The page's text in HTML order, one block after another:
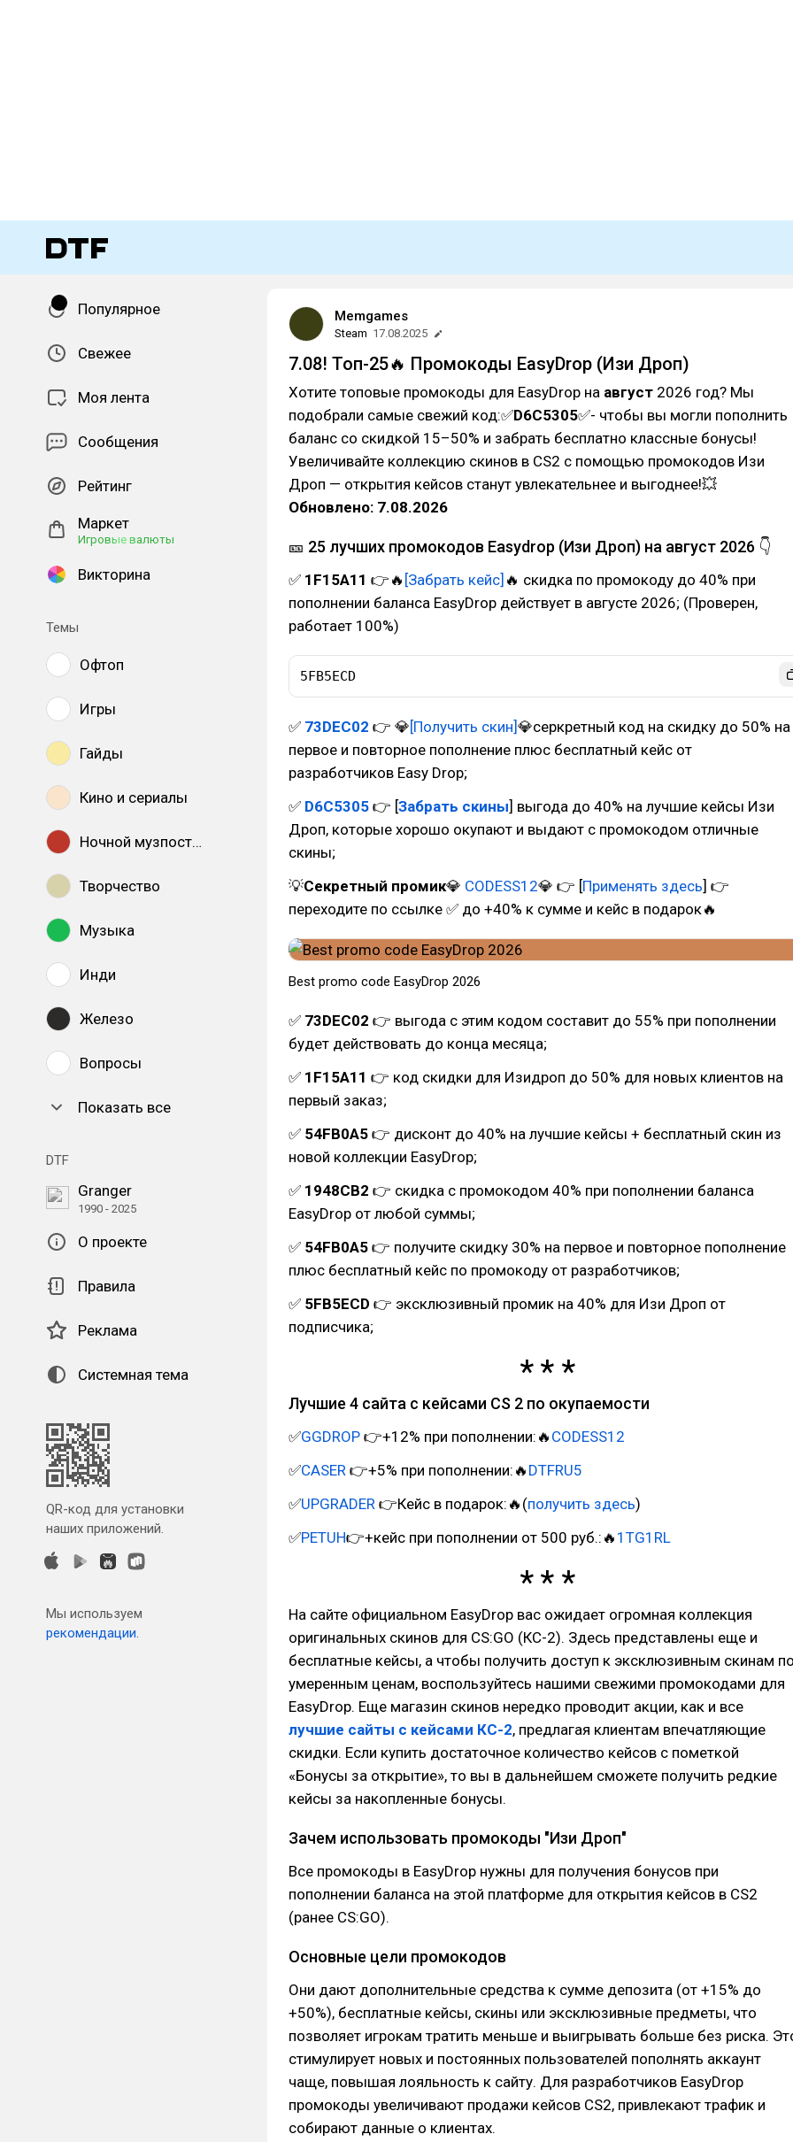
Популярное
Свежее
Моя лента
Сообщения
Рейтинг
Маркет
Игровые валюты
Викторина
Темы
Офтоп
Игры
Гайды
Кино и сериалы
Ночной музпостинг
Творчество
Музыка
Инди
Железо
Вопросы
Показать все
DTF
Granger
1990 - 2025
О проекте
Правила
Реклама
Системная тема
QR-код для установки
наших приложений.
Мы используем
рекомендации.
Memgames
Steam 17.08.2025
7.08! Топ-25🔥 Промокоды EasyDrop (Изи Дроп)
Хотите топовые промокоды для EasyDrop на август 2026 год? Мы
подобрали самые свежий код:✅D6C5305✅- чтобы вы могли пополнить
баланс со скидкой 15–50% и забрать бесплатно классные бонусы!
Увеличивайте коллекцию скинов в CS2 с помощью промокодов Изи
Дроп — открытия кейсов станут увлекательнее и выгоднее!💥
Обновлено: 7.08.2026
🎫 25 лучших промокодов Easydrop (Изи Дроп) на август 2026 👇
✅ 1F15A11 👉🔥 [Забрать кейс] 🔥 скидка по промокоду до 40% при
пополнении баланса EasyDrop действует в августе 2026; (Проверен,
работает 100%)
5FB5ECD
✅ 73DEC02 👉 💎[Получить скин]💎серкретный код на скидку до 50% на
первое и повторное пополнение плюс бесплатный кейс от
разработчиков Easy Drop;
✅ D6C5305 👉 [Забрать скины] выгода до 40% на лучшие кейсы Изи
Дроп, которые хорошо окупают и выдают с промокодом отличные
скины;
💡Секретный промик💎 CODESS12💎 👉 [Применять здесь] 👉
переходите по ссылке ✅ до +40% к сумме и кейс в подарок🔥
Best promo code EasyDrop 2026
✅ 73DEC02 👉 выгода с этим кодом составит до 55% при пополнении
будет действовать до конца месяца;
✅ 1F15A11 👉 код скидки для Изидроп до 50% для новых клиентов на
первый заказ;
✅ 54FB0A5 👉 дисконт до 40% на лучшие кейсы + бесплатный скин из
новой коллекции EasyDrop;
✅ 1948CB2 👉 скидка с промокодом 40% при пополнении баланса
EasyDrop от любой суммы;
✅ 54FB0A5 👉 получите скидку 30% на первое и повторное пополнение
плюс бесплатный кейс по промокоду от разработчиков;
✅ 5FB5ECD 👉 эксклюзивный промик на 40% для Изи Дроп от
подписчика;
Лучшие 4 сайта с кейсами CS 2 по окупаемости
✅GGDROP 👉+12% при пополнении:🔥 CODESS12
✅CASER 👉+5% при пополнении:🔥 DTFRU5
✅UPGRADER 👉Кейс в подарок:🔥(получить здесь)
✅PETUH👉+кейс при пополнении от 500 руб.:🔥 1TG1RL
На сайте официальном EasyDrop вас ожидает огромная коллекция
оригинальных скинов для CS:GO (КС-2). Здесь представлены еще и
бесплатные кейсы, а чтобы получить доступ к эксклюзивным скинам
умеренным ценам, воспользуйтесь нашими свежими промокодами для
EasyDrop. Еще магазин скинов нередко проводит акции, как и все
лучшие сайты с кейсами КС-2, предлагая клиентам впечатляющие
скидки. Если купить достаточное количество кейсов с пометкой
«Бонусы за открытие», то вы в дальнейшем сможете получить редкие
кейсы за накопленные бонусы.
Зачем использовать промокоды "Изи Дроп"
Все промокоды в EasyDrop нужны для получения бонусов при
пополнении баланса на этой платформе для открытия кейсов в CS2
(ранее CS:GO).
Основные цели промокодов
Они дают дополнительные средства к сумме депозита (от +15% до
+50%), бесплатные кейсы, скины или эксклюзивные предметы, что
позволяет игрокам тратить меньше и выигрывать больше без риска.
стимулирует новых и постоянных пользователей пополнять аккаунт
чаще, повышая лояльность к сайту. Для разработчиков EasyDrop
промокоды увеличивают продажи кейсов CS2, привлекают трафик и
собирают данные о клиентах.